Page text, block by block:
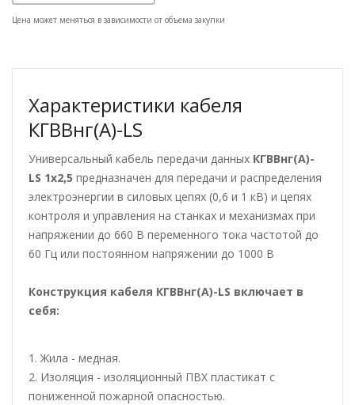
Цена может меняться в зависимости от объема закупки
Характеристики кабеля
КГВВнг(А)-LS
Универсальный кабель передачи данных КГВВнг(А)-
LS 1х2,5 предназначен для передачи и распределения
электроэнергии в силовых цепях (0,6 и 1 кВ) и цепях
контроля и управления на станках и механизмах при
напряжении до 660 В переменного тока частотой до
60 Гц или постоянном напряжении до 1000 В
Конструкция кабеля КГВВнг(А)-LS включает в
себя:
1. Жила - медная.
2. Изоляция - изоляционный ПВХ пластикат с
пониженной пожарной опасностью.